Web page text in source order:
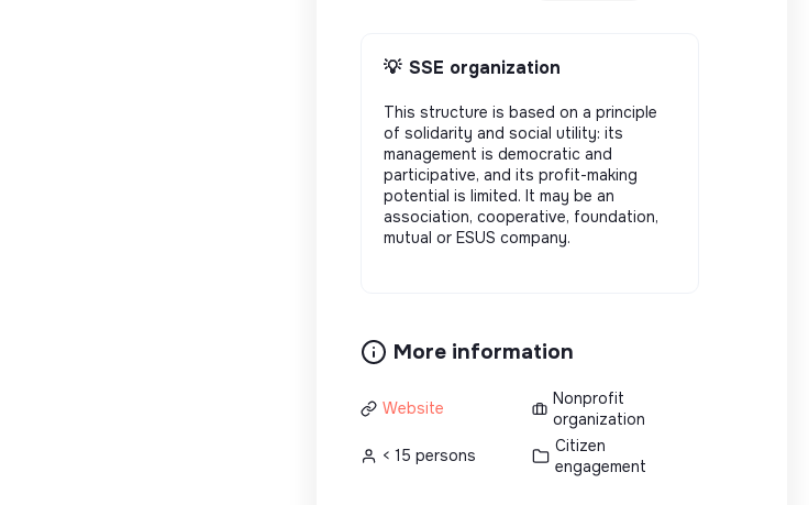
💡 SSE organization
This structure is based on a principle
of solidarity and social utility: its
management is democratic and
participative, and its profit-making
potential is limited. It may be an
association, cooperative, foundation,
mutual or ESUS company.
More information
Website
Nonprofit
organization
< 15 persons
Citizen
engagement